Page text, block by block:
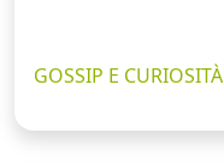
GOSSIP E CURIOSITÀ